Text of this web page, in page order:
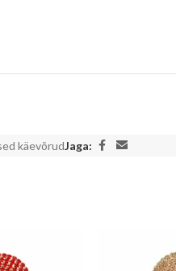
käevõrudJaga: